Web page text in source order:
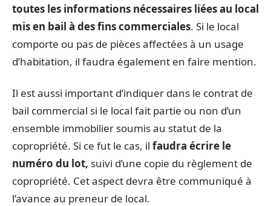
toutes les informations nécessaires liées au local
mis en bail à des fins commerciales. Si le local
comporte ou pas de pièces affectées à un usage
d’habitation, il faudra également en faire mention.
Il est aussi important d’indiquer dans le contrat de
bail commercial si le local fait partie ou non d’un
ensemble immobilier soumis au statut de la
copropriété. Si ce fut le cas, il faudra écrire le
numéro du lot, suivi d’une copie du règlement de
copropriété. Cet aspect devra être communiqué à
l’avance au preneur de local.